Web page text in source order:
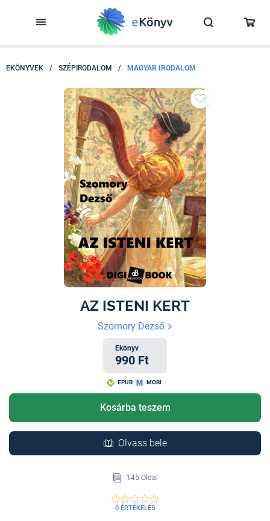
EKÖNYVEK / SZÉPIRODALOM / MAGYAR IRODALOM
AZ ISTENI KERT
Szomory Dezső
Ekönyv
990 Ft
EPUB MOBI
Kosárba teszem
Olvass bele
145 Oldal
0 ÉRTÉKELÉS